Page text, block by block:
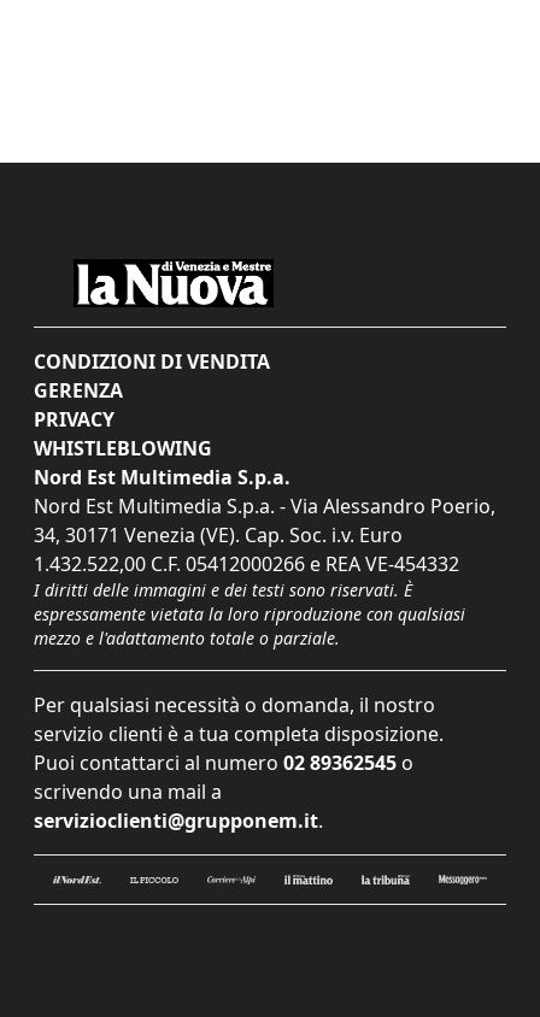
CONDIZIONI DI VENDITA
GERENZA
PRIVACY
WHISTLEBLOWING
Nord Est Multimedia S.p.a.
Nord Est Multimedia S.p.a. - Via Alessandro Poerio,
34, 30171 Venezia (VE). Cap. Soc. i.v. Euro
1.432.522,00 C.F. 05412000266 e REA VE-454332
I diritti delle immagini e dei testi sono riservati. È
espressamente vietata la loro riproduzione con qualsiasi
mezzo e l'adattamento totale o parziale.
Per qualsiasi necessità o domanda, il nostro
servizio clienti è a tua completa disposizione.
Puoi contattarci al numero 02 89362545 o
scrivendo una mail a
servizioclienti@grupponem.it.